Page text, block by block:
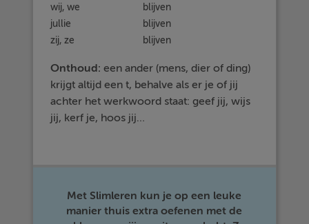
wij, we
blijven
jullie
blijven
zij, ze
blijven
Onthoud:een ander (mens, dier of ding)
krijgt altijd een t, behalve als er je of jij
achter het werkwoord staat: geef jij, wijs
jij, kerf je, hoos jij…
Met Slimleren kun je op een leuke
manier thuis extra oefenen met de